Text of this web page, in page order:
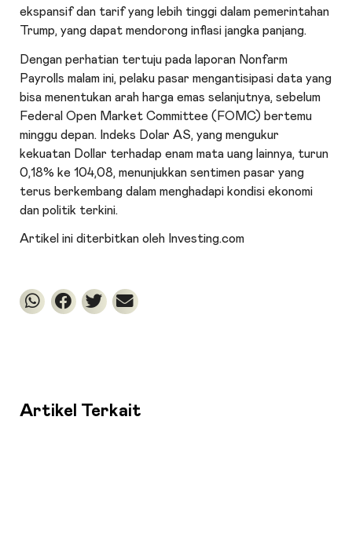
ekspansif dan tarif yang lebih tinggi dalam pemerintahan
Trump, yang dapat mendorong inflasi jangka panjang.
Dengan perhatian tertuju pada laporan Nonfarm
Payrolls malam ini, pelaku pasar mengantisipasi data yang
bisa menentukan arah harga emas selanjutnya, sebelum
Federal Open Market Committee (FOMC) bertemu
minggu depan. Indeks Dolar AS, yang mengukur
kekuatan Dollar terhadap enam mata uang lainnya, turun
0,18% ke 104,08, menunjukkan sentimen pasar yang
terus berkembang dalam menghadapi kondisi ekonomi
dan politik terkini.
Artikel ini diterbitkan oleh Investing.com
Artikel Terkait